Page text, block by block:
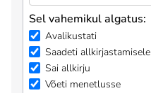
Sel vahemikul algatus:
Avalikustati
Saadeti allkirjastamisele
Sai allkirju
Võeti menetlusse